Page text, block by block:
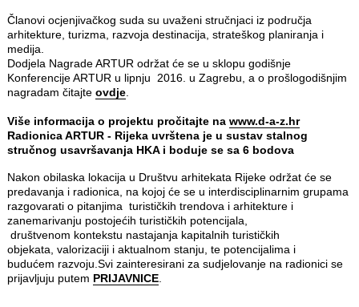
Članovi ocjenjivačkog suda su uvaženi stručnjaci iz područja
arhitekture, turizma, razvoja destinacija, strateškog planiranja i
medija.
Dodjela Nagrade ARTUR održat će se u sklopu godišnje
Konferencije ARTUR u lipnju 2016. u Zagrebu, a o prošlogodišnjim
nagradam čitajte ovdje.
Više informacija o projektu pročitajte na www.d-a-z.hr
Radionica ARTUR - Rijeka uvrštena je u sustav stalnog
stručnog usavršavanja HKA i boduje se sa 6 bodova
Nakon obilaska lokacija u Društvu arhitekata Rijeke održat će se
predavanja i radionica, na kojoj će se u interdisciplinarnim grupama
razgovarati o pitanjima turističkih trendova i arhitekture i
zanemarivanju postojećih turističkih potencijala,
društvenom kontekstu nastajanja kapitalnih turističkih
objekata, valorizaciji i aktualnom stanju, te potencijalima i
budućem razvoju.Svi zainteresirani za sudjelovanje na radionici se
prijavljuju putem PRIJAVNICE.